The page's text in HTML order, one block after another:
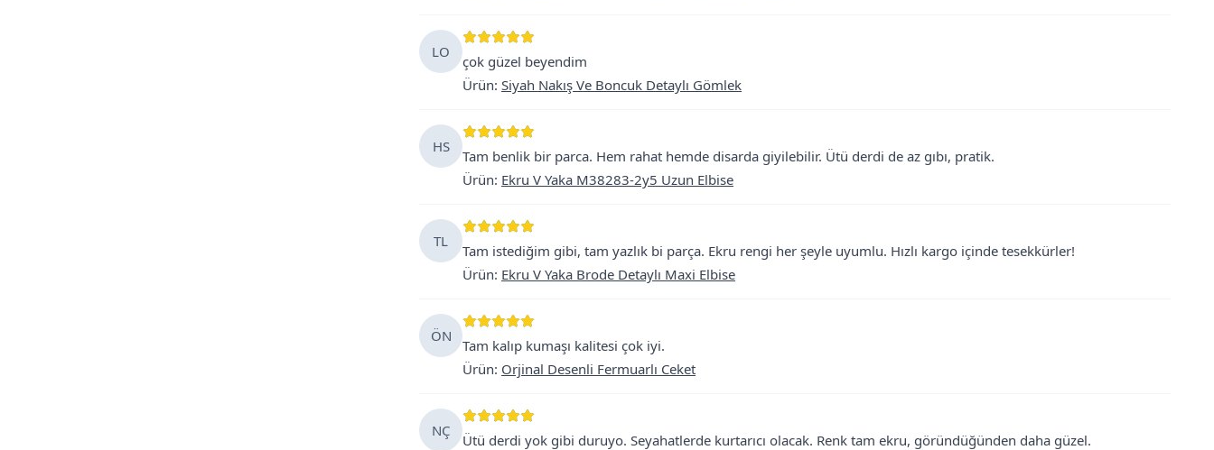
LO
çok güzel beyendim
Ürün: Siyah Nakış Ve Boncuk Detaylı Gömlek
HS
Tam benlik bir parca. Hem rahat hemde disarda giyilebilir. Ütü derdi de az gıbı, pratik.
Ürün: Ekru V Yaka M38283-2y5 Uzun Elbise
TL
Tam istediğim gibi, tam yazlık bi parça. Ekru rengi her şeyle uyumlu. Hızlı kargo içinde tesekkürler!
Ürün: Ekru V Yaka Brode Detaylı Maxi Elbise
ÖN
Tam kalıp kumaşı kalitesi çok iyi.
Ürün: Orjinal Desenli Fermuarlı Ceket
NÇ
Ütü derdi yok gibi duruyo. Seyahatlerde kurtarıcı olacak. Renk tam ekru, göründüğünden daha güzel.